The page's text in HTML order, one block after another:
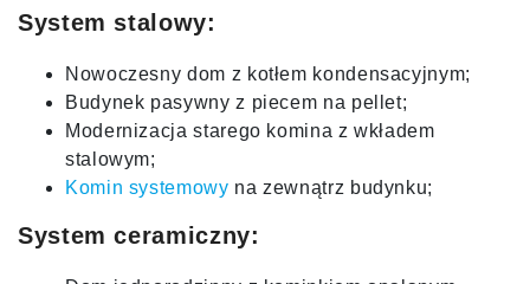
System stalowy:
Nowoczesny dom z kotłem kondensacyjnym;
Budynek pasywny z piecem na pellet;
Modernizacja starego komina z wkładem
stalowym;
Komin systemowy na zewnątrz budynku;
System ceramiczny: